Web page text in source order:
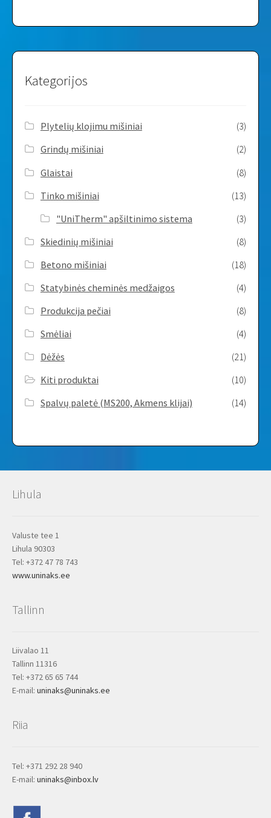
Kategorijos
Plytelių klojimu mišiniai
(3)
Grindų mišiniai
(2)
Glaistai
(8)
Tinko mišiniai
(13)
"UniTherm" apšiltinimo sistema
(3)
Skiedinių mišiniai
(8)
Betono mišiniai
(18)
Statybinės cheminės medžaigos
(4)
Produkcija pečiai
(8)
Smėliai
(4)
Dėžės
(21)
Kiti produktai
(10)
Spalvų paletė (MS200, Akmens klijai)
(14)
Lihula
Valuste tee 1
Lihula 90303
Tel: +372 47 78 743
www.uninaks.ee
Tallinn
Liivalao 11
Tallinn 11316
Tel: +372 65 65 744
E-mail: uninaks@uninaks.ee
Riia
Tel: +371 292 28 940
E-mail: uninaks@inbox.lv